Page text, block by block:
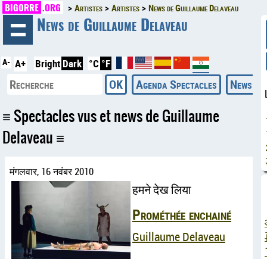
BIGORRE .ORG Artistes Artistes News de Guillaume Delaveau
News de Guillaume Delaveau
A- A+ Bright Dark °C °F
Agenda Spectacles News
Spectacles vus et news de Guillaume
Delaveau
मंगलवार, 16 नवंबर 2010
हमने देख लिया
Prométhée enchainé
Guillaume Delaveau